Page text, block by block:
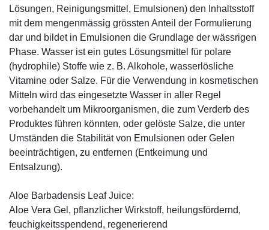
Lösungen, Reinigungsmittel, Emulsionen) den Inhaltsstoff
mit dem mengenmässig grössten Anteil der Formulierung
dar und bildet in Emulsionen die Grundlage der wässrigen
Phase. Wasser ist ein gutes Lösungsmittel für polare
(hydrophile) Stoffe wie z. B. Alkohole, wasserlösliche
Vitamine oder Salze. Für die Verwendung in kosmetischen
Mitteln wird das eingesetzte Wasser in aller Regel
vorbehandelt um Mikroorganismen, die zum Verderb des
Produktes führen könnten, oder gelöste Salze, die unter
Umständen die Stabilität von Emulsionen oder Gelen
beeinträchtigen, zu entfernen (Entkeimung und
Entsalzung).
Aloe Barbadensis Leaf Juice:
Aloe Vera Gel, pflanzlicher Wirkstoff, ­heilungsfördernd,
feuchigkeitsspendend, ­regenerierend